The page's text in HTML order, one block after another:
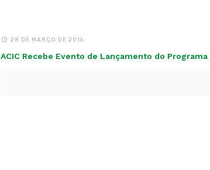
28 DE MARÇO DE 2016
ACIC Recebe Evento de Lançamento do